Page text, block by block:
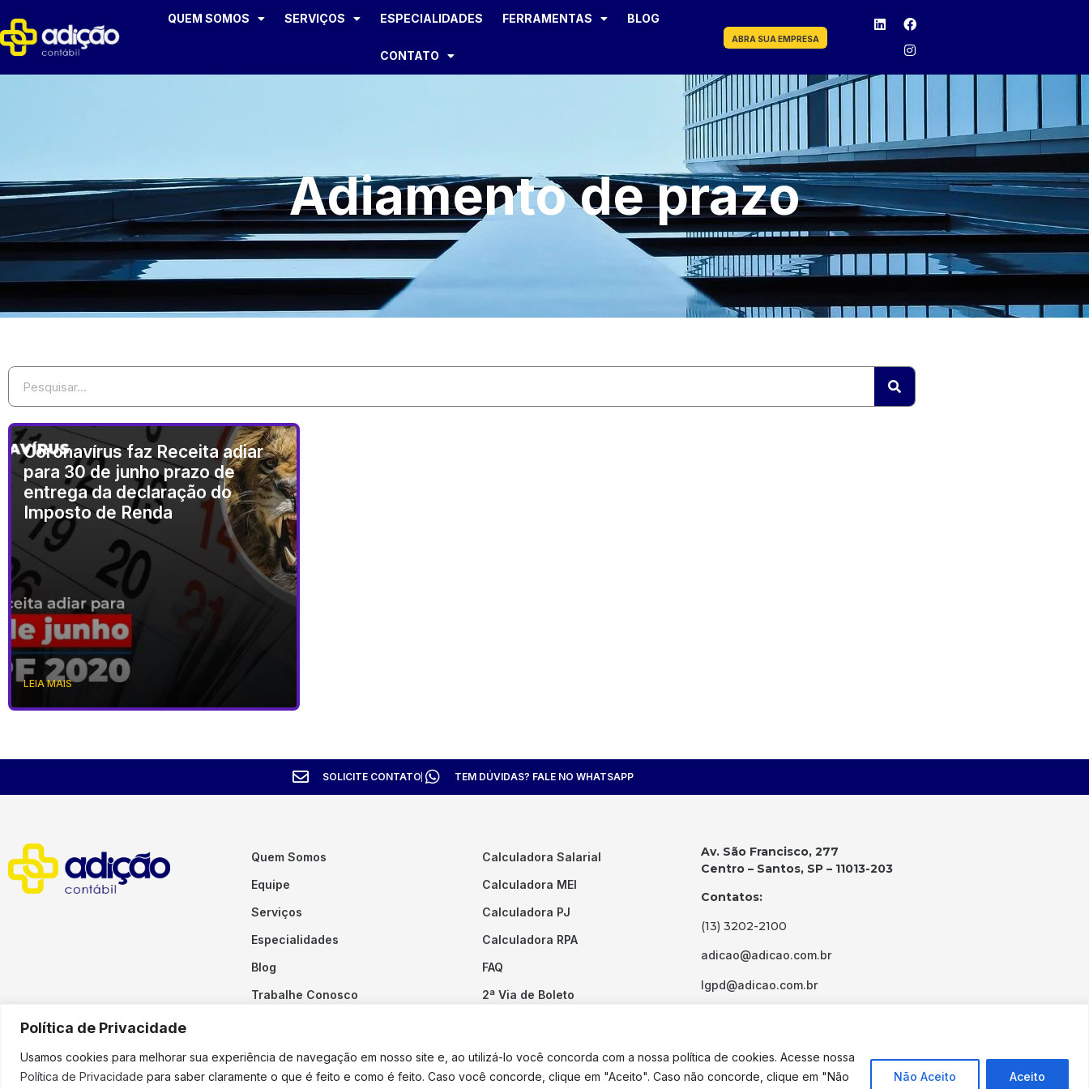
Política de Privacidade
Usamos cookies para melhorar sua experiência de navegação em nosso site e, ao utilizá-lo você concorda com a nossa política de cookies. Acesse nossa
Política de Privacidade para saber claramente o que é feito e como é feito. Caso você concorde, clique em "Aceito". Caso não concorde, clique em "Não
Não Aceito Aceito
QUEM SOMOS SERVIÇOS ESPECIALIDADES FERRAMENTAS BLOG
CONTATO
ABRA SUA EMPRESA
Adiamento de prazo
Coronavírus faz Receita adiar
para 30 de junho prazo de
entrega da declaração do
Imposto de Renda
LEIA MAIS
SOLICITE CONTATO TEM DÚVIDAS? FALE NO WHATSAPP
Quem Somos
Equipe
Serviços
Especialidades
Blog
Trabalhe Conosco
Calculadora Salarial
Calculadora MEI
Calculadora PJ
Calculadora RPA
FAQ
2ª Via de Boleto
Av. São Francisco, 277
Centro – Santos, SP – 11013-203
Contatos:
(13) 3202-2100
adicao@adicao.com.br
lgpd@adicao.com.br